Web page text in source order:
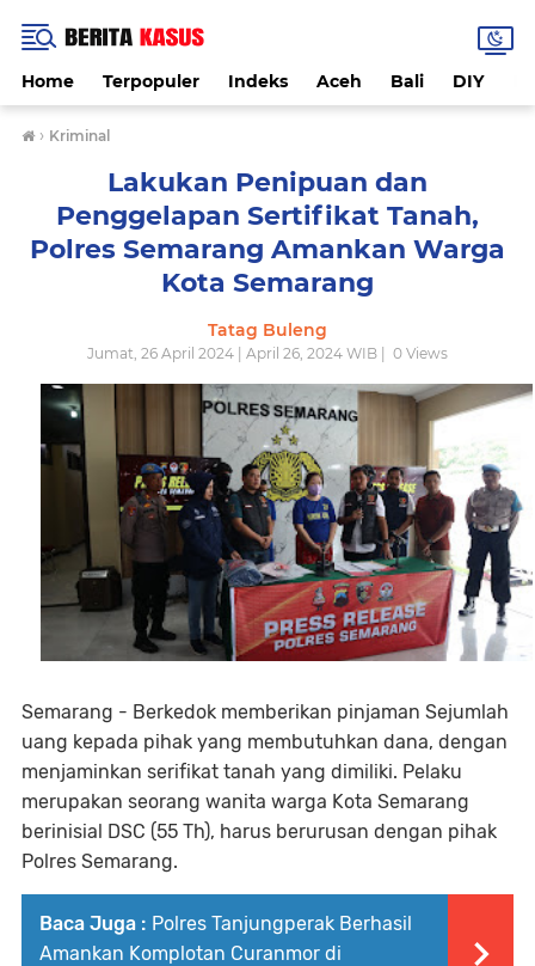
Home Terpopuler Indeks Aceh Bali DIY
› Kriminal
Lakukan Penipuan dan
Penggelapan Sertifikat Tanah,
Polres Semarang Amankan Warga
Kota Semarang
Tatag Buleng
Jumat, 26 April 2024 | April 26, 2024 WIB | 0 Views
Semarang - Berkedok memberikan pinjaman Sejumlah
uang kepada pihak yang membutuhkan dana, dengan
menjaminkan serifikat tanah yang dimiliki. Pelaku
merupakan seorang wanita warga Kota Semarang
berinisial DSC (55 Th), harus berurusan dengan pihak
Polres Semarang.
Baca Juga : Polres Tanjungperak Berhasil
Amankan Komplotan Curanmor di